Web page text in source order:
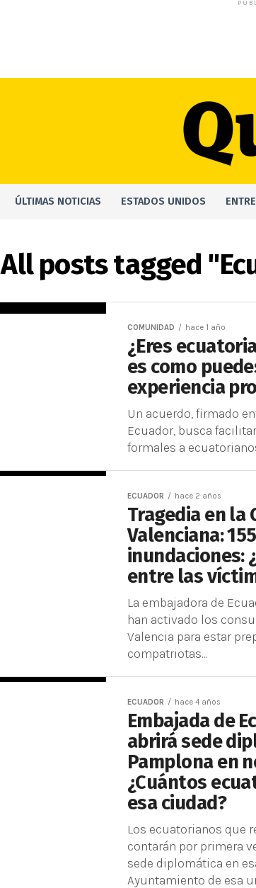
ÚLTIMAS NOTICIAS ESTADOS UNIDOS
All posts tagged
COMUNIDAD hace 1 año
¿Eres
es como
experiencia
Un acuerdo, firmado
Ecuador, busca
formales a
ECUADOR hace 2 años
Tragedia en la
Valenciana:
inundaciones:
entre las
La embajadora de
han activado los
Valencia para estar
compatriotas...
ECUADOR hace 4 años
Embajada de
abrirá sede
Pamplona en
¿Cuántos
esa ciudad?
Los ecuatorianos que
contarán por primera
sede diplomática en
Ayuntamiento de esa